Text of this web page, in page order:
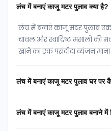
लंच में बनाएं काजू मटर पुलाव क्या है?
लंच में बनाएं काजू मटर पुलाव एक
चावल और स्वादिष्ट मसालों की
खाने का एक पसंदीदा व्यंजन माना
लंच में बनाएं काजू मटर पुलाव घर पर
लंच में बनाएं काजू मटर पुलाव बनाने में